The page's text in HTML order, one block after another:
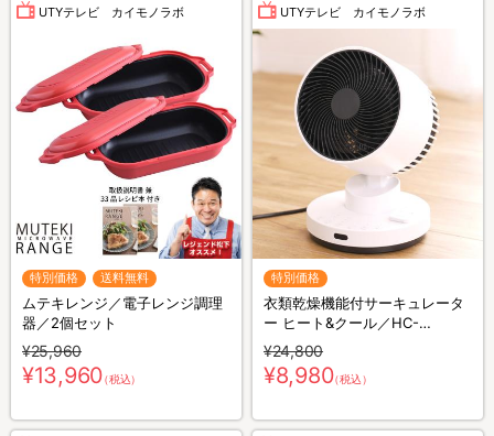
UTYテレビ カイモノラボ
特別価格 送料無料
ムテキレンジ／電子レンジ調理
器／2個セット
¥25,960
¥13,960（税込）
UTYテレビ カイモノラボ
特別価格
衣類乾燥機能付サーキュレータ
ー ヒート&クール／HC-
T2494WH
¥24,800
¥8,980（税込）